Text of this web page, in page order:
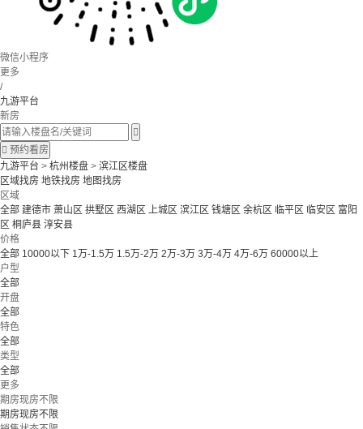
微信小程序
更多
/
九游平台
新房

 预约看房
九游平台 > 杭州楼盘 > 滨江区楼盘
区域找房 地铁找房 地图找房
区域
全部 建德市 萧山区 拱墅区 西湖区 上城区 滨江区 钱塘区 余杭区 临平区 临安区 富阳
区 桐庐县 淳安县
价格
全部 10000以下 1万-1.5万 1.5万-2万 2万-3万 3万-4万 4万-6万 60000以上
户型
全部
开盘
全部
特色
全部
类型
全部
更多
期房现房不限
期房现房不限